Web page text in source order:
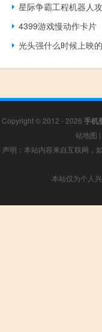
星际争霸工程机器人
4399游戏慢动作卡片
光头强什么时候上映的
Copyright © 2012 - 2026 手机
站地图 |
声明：本站内容来自互联网，
本站仅为个人